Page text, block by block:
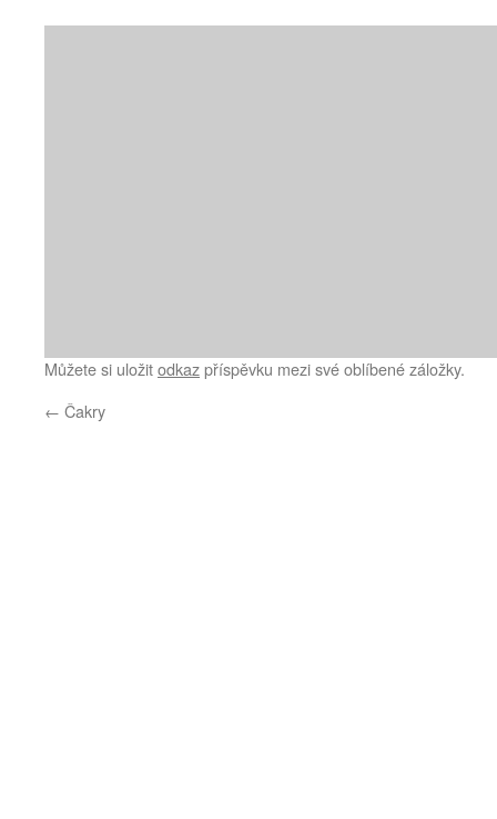
Můžete si uložitodkazpříspěvku mezi své oblíbené záložky.
← Čakry